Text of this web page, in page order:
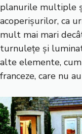
planurile multiple
acoperișurilor, ca
mult mai mari
turnulețe și
alte elemente, cum
franceze, care nu